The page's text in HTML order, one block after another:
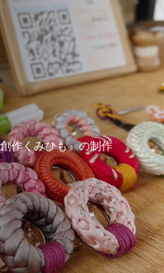
作くみひも』の制作